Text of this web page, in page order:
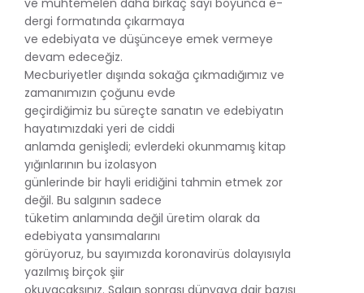
dergi formatında çıkarmaya
ve edebiyata ve düşünceye emek vermeye
devam edeceğiz.
Mecburiyetler dışında sokağa çıkmadığımız ve
zamanımızın çoğunu evde
geçirdiğimiz bu süreçte sanatın ve edebiyatın
hayatımızdaki yeri de ciddi
anlamda genişledi; evlerdeki okunmamış kitap
yığınlarının bu izolasyon
günlerinde bir hayli eridiğini tahmin etmek zor
değil. Bu salgının sadece
tüketim anlamında değil üretim olarak da
edebiyata yansımalarını
görüyoruz, bu sayımızda koronavirüs dolayısıyla
yazılmış birçok şiir
okuyacaksınız. Salgın sonrası dünyaya dair bazısı